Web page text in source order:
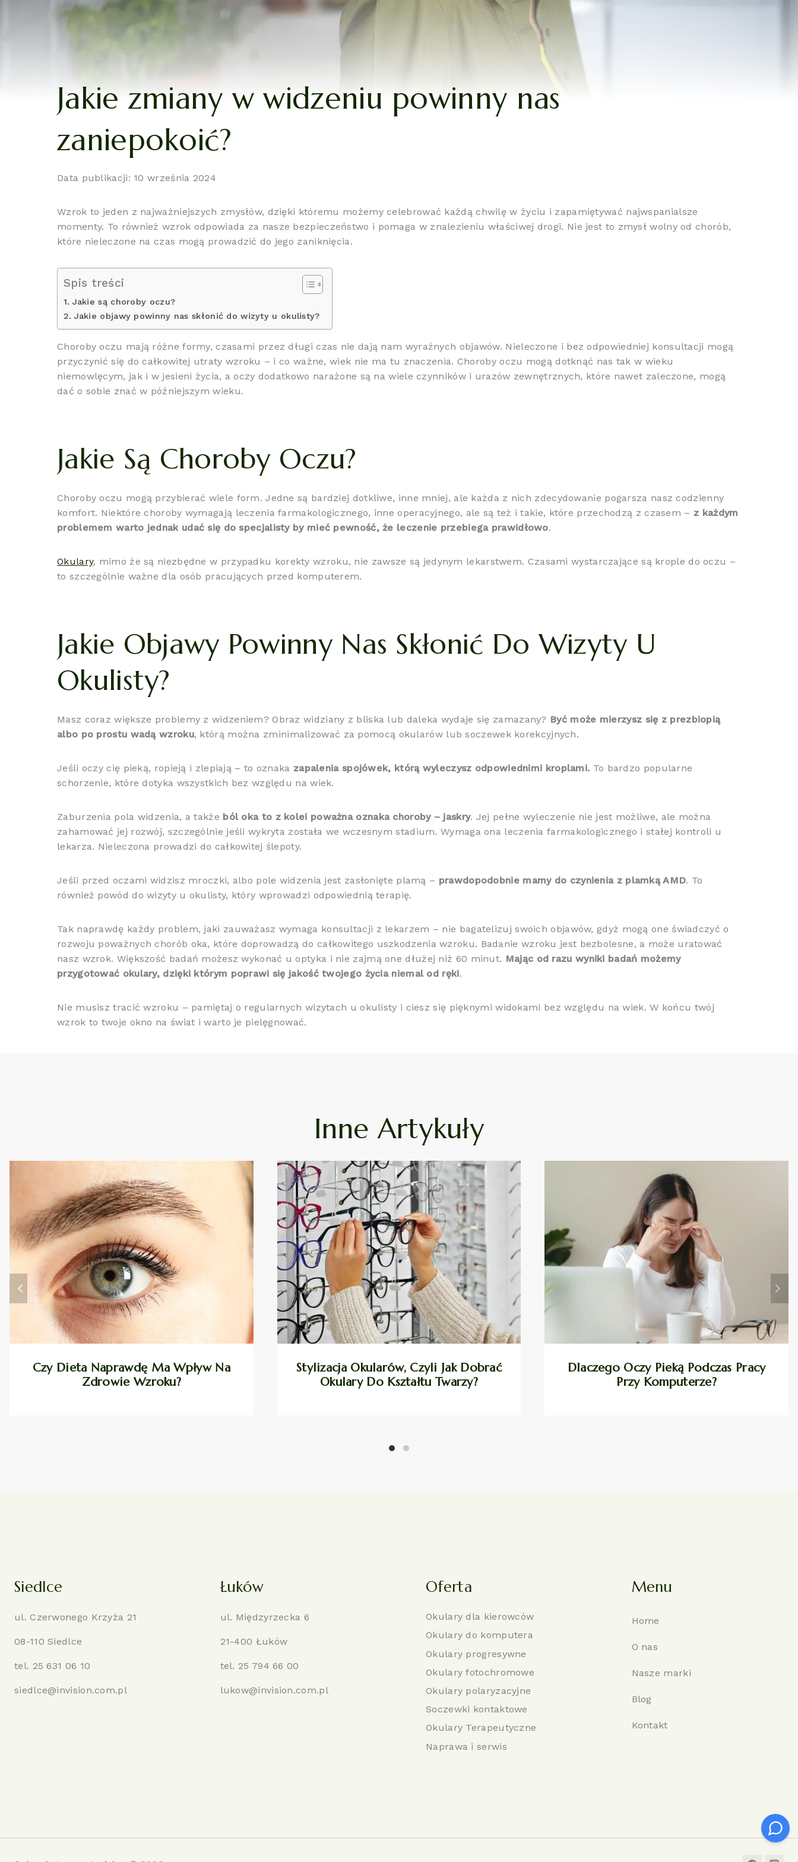
Jakie zmiany w widzeniu powinny nas
zaniepokoić?
Data publikacji: 10 września 2024
Wzrok to jeden z najważniejszych zmysłów, dzięki któremu możemy celebrować każdą chwilę w życiu i zapamiętywać najwspanialsze
momenty. To również wzrok odpowiada za nasze bezpieczeństwo i pomaga w znalezieniu właściwej drogi. Nie jest to zmysł wolny od chorób,
które nieleczone na czas mogą prowadzić do jego zaniknięcia.
Spis treści
Jakie są choroby oczu?
Jakie objawy powinny nas skłonić do wizyty u okulisty?
Choroby oczu mają różne formy, czasami przez długi czas nie dają nam wyraźnych objawów. Nieleczone i bez odpowiedniej konsultacji mogą
przyczynić się do całkowitej utraty wzroku – i co ważne, wiek nie ma tu znaczenia. Choroby oczu mogą dotknąć nas tak w wieku
niemowlęcym, jak i w jesieni życia, a oczy dodatkowo narażone są na wiele czynników i urazów zewnętrznych, które nawet zaleczone, mogą
dać o sobie znać w późniejszym wieku.
Jakie Są Choroby Oczu?
Choroby oczu mogą przybierać wiele form. Jedne są bardziej dotkliwe, inne mniej, ale każda z nich zdecydowanie pogarsza nasz codzienny
komfort. Niektóre choroby wymagają leczenia farmakologicznego, inne operacyjnego, ale są też i takie, które przechodzą z czasem – z każdym
problemem warto jednak udać się do specjalisty by mieć pewność, że leczenie przebiega prawidłowo.
Okulary, mimo że są niezbędne w przypadku korekty wzroku, nie zawsze są jedynym lekarstwem. Czasami wystarczające są krople do oczu –
to szczególnie ważne dla osób pracujących przed komputerem.
Jakie Objawy Powinny Nas Skłonić Do Wizyty U
Okulisty?
Masz coraz większe problemy z widzeniem? Obraz widziany z bliska lub daleka wydaje się zamazany? Być może mierzysz się z prezbiopią
albo po prostu wadą wzroku, którą można zminimalizować za pomocą okularów lub soczewek korekcyjnych.
Jeśli oczy cię pieką, ropieją i zlepiają – to oznaka zapalenia spojówek, którą wyleczysz odpowiednimi kroplami. To bardzo popularne
schorzenie, które dotyka wszystkich bez względu na wiek.
Zaburzenia pola widzenia, a także ból oka to z kolei poważna oznaka choroby – jaskry. Jej pełne wyleczenie nie jest możliwe, ale można
zahamować jej rozwój, szczególnie jeśli wykryta została we wczesnym stadium. Wymaga ona leczenia farmakologicznego i stałej kontroli u
lekarza. Nieleczona prowadzi do całkowitej ślepoty.
Jeśli przed oczami widzisz mroczki, albo pole widzenia jest zasłonięte plamą – prawdopodobnie mamy do czynienia z plamką AMD. To
również powód do wizyty u okulisty, który wprowadzi odpowiednią terapię.
Tak naprawdę każdy problem, jaki zauważasz wymaga konsultacji z lekarzem – nie bagatelizuj swoich objawów, gdyż mogą one świadczyć o
rozwoju poważnych chorób oka, które doprowadzą do całkowitego uszkodzenia wzroku. Badanie wzroku jest bezbolesne, a może uratować
nasz wzrok. Większość badań możesz wykonać u optyka i nie zajmą one dłużej niż 60 minut. Mając od razu wyniki badań możemy
przygotować okulary, dzięki którym poprawi się jakość twojego życia niemal od ręki.
Nie musisz tracić wzroku – pamiętaj o regularnych wizytach u okulisty i ciesz się pięknymi widokami bez względu na wiek. W końcu twój
wzrok to twoje okno na świat i warto je pielęgnować.
Inne Artykuły
Czy Dieta Naprawdę Ma Wpływ Na
Zdrowie Wzroku?
Stylizacja Okularów, Czyli Jak Dobrać
Okulary Do Kształtu Twarzy?
Dlaczego Oczy Pieką Podczas Pracy
Przy Komputerze?
Siedlce
ul. Czerwonego Krzyża 21
08-110 Siedlce
tel. 25 631 06 10
siedlce@invision.com.pl
Łuków
ul. Międzyrzecka 6
21-400 Łuków
tel. 25 794 66 00
lukow@invision.com.pl
Oferta
Okulary dla kierowców
Okulary do komputera
Okulary progresywne
Okulary fotochromowe
Okulary polaryzacyjne
Soczewki kontaktowe
Okulary Terapeutyczne
Naprawa i serwis
Menu
Home
O nas
Nasze marki
Blog
Kontakt